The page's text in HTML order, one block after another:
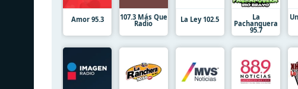
Amor 95.3 107.3 Más Que
Radio La Ley 102.5 La
Pachanguera
95.7